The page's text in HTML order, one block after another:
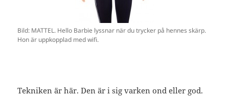
Bild: MATTEL. Hello Barbie lyssnar när du trycker på hennes skärp.
Hon är uppkopplad med wifi.
Tekniken är här. Den är i sig varken ond eller god.